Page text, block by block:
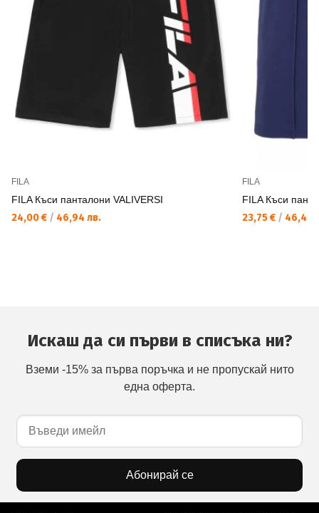
FILA
FILA Къси панталони VALIVERSI
24,00 € / 46,94 лв.
FILA
FILA Къси
23,75 € / 46,45
Искаш да си първи в списъка ни?
Вземи -15% за първа поръчка и не пропускай нито
една оферта.
Абонирай се